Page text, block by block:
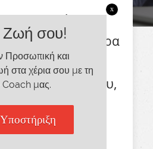
επιτυχία δεν
μάθεις περισσότερα
πως θα
στη δουλειά σου,
να
στόχους σου.
Ζωή σου!
Προσωπική και
στα χέρια σου με τη
Coach μας.
x